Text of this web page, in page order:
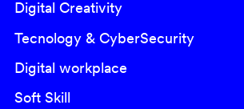
Digital Creativity
Tecnology & CyberSecurity
Digital workplace
Soft Skill